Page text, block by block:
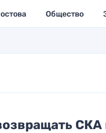
Общество